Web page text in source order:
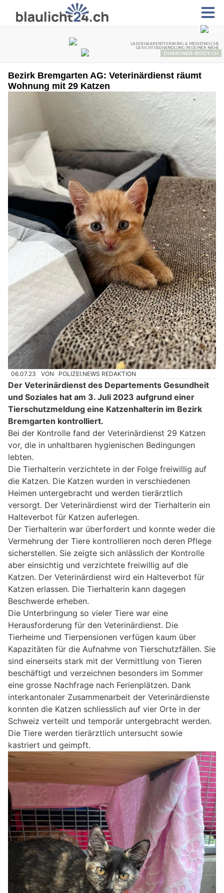
Bezirk Bremgarten AG: Veterinärdienst räumt
Wohnung mit 29 Katzen
06.07.23 VON POLIZEI.NEWS REDAKTION
Der Veterinärdienst des Departements Gesundheit
und Soziales hat am 3. Juli 2023 aufgrund einer
Tierschutzmeldung eine Katzenhalterin im Bezirk
Bremgarten kontrolliert.
Bei der Kontrolle fand der Veterinärdienst 29 Katzen
vor, die in unhaltbaren hygienischen Bedingungen
lebten.
Die Tierhalterin verzichtete in der Folge freiwillig auf
die Katzen. Die Katzen wurden in verschiedenen
Heimen untergebracht und werden tierärztlich
versorgt. Der Veterinärdienst wird der Tierhalterin ein
Halteverbot für Katzen auferlegen.
Der Tierhalterin war überfordert und konnte weder die
Vermehrung der Tiere kontrollieren noch deren Pflege
sicherstellen. Sie zeigte sich anlässlich der Kontrolle
aber einsichtig und verzichtete freiwillig auf die
Katzen. Der Veterinärdienst wird ein Halteverbot für
Katzen erlassen. Die Tierhalterin kann dagegen
Beschwerde erheben.
Die Unterbringung so vieler Tiere war eine
Herausforderung für den Veterinärdienst. Die
Tierheime und Tierpensionen verfügen kaum über
Kapazitäten für die Aufnahme von Tierschutzfällen. Sie
sind einerseits stark mit der Vermittlung von Tieren
beschäftigt und verzeichnen besonders im Sommer
eine grosse Nachfrage nach Ferienplätzen. Dank
interkantonaler Zusammenarbeit der Veterinärdienste
konnten die Katzen schliesslich auf vier Orte in der
Schweiz verteilt und temporär untergebracht werden.
Die Tiere werden tierärztlich untersucht sowie
kastriert und geimpft.